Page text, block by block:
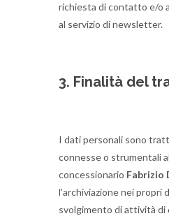
richiesta di contatto e/o
al servizio di newsletter.
3. Finalità del
I dati personali sono
connesse o strumentali
concessionario Fabrizio
l'archiviazione nei propri
svolgimento di attività di